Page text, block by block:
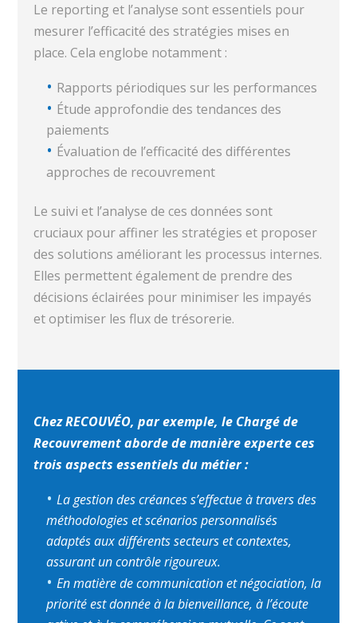
Le reporting et l’analyse sont essentiels pour
mesurer l’efficacité des stratégies mises en
place. Cela englobe notamment :
Rapports périodiques sur les performances
Étude approfondie des tendances des
paiements
Évaluation de l’efficacité des différentes
approches de recouvrement
Le suivi et l’analyse de ces données sont
cruciaux pour affiner les stratégies et proposer
des solutions améliorant les processus internes.
Elles permettent également de prendre des
décisions éclairées pour minimiser les impayés
et optimiser les flux de trésorerie.
Chez RECOUVÉO, par exemple, le Chargé de
Recouvrement aborde de manière experte ces
trois aspects essentiels du métier :
La gestion des créances s’effectue à travers des
méthodologies et scénarios personnalisés
adaptés aux différents secteurs et contextes,
assurant un contrôle rigoureux.
En matière de communication et négociation, la
priorité est donnée à la bienveillance, à l’écoute